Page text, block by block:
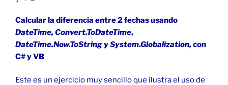
en
VB»
Calcular la diferencia entre 2 fechas usando
DateTime,Convert.ToDateTime,
DateTime.Now.ToStringySystem.Globalization,con
C# y VB
Este es un ejercicio muy sencillo que ilustra el uso de